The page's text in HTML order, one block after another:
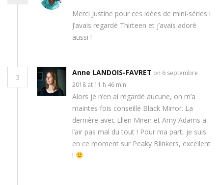
Merci Justine pour ces idées de mini-séries !
J’avais regardé Thirteen et j’avais adoré
aussi !
3
Anne LANDOIS-FAVRET on 6 septembre
2018 at 11 h 46 min
Alors je n’en ai regardé aucune, on m’a
maintes fois conseillé Black Mirror. La
dernière avec Ellen Miren et Amy Adams a
l’air pas mal du tout ! Pour ma part, je suis
en ce moment sur Peaky Blinkers, excellent
!